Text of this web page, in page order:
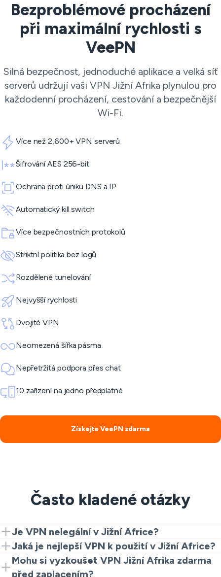
Bezproblémové procházení
při maximální rychlosti s
VeePN
Silná bezpečnost, jednoduché aplikace a velká síť
serverů udržují vaši VPN Jižní Afrika plynulou pro
každodenní procházení, cestování a bezpečnější
Wi-Fi.
Více než 2,600+ VPN serverů
Šifrování AES 256-bit
Ochrana proti úniku DNS a IP
Automatický kill switch
Více bezpečnostních protokolů
Striktní politika bez logů
Rozdělené tunelování
Nejvyšší rychlosti
Dvojité VPN
Neomezená šířka pásma
Nepřetržitá podpora přes chat
10 zařízení na jedno předplatné
Získejte VeePN zdarma
Často kladené otázky
Je VPN nelegální v Jižní Africe?
Ne. Pro většinu lidí je VPN pro Jižní Afriku legální
používat pro soukromí a bezpečnost. Stačí dodržovat
místní zákony a pravidla služby.
Jaká je nejlepší VPN k použití v Jižní Africe?
Nejlepší VPN pro Jižní Afriku je ta s silným šifrováním,
politikou No Logs a stabilními rychlostmi. VeePN je
Mohu si vyzkoušet VPN Jižní Afrika zdarma
před zaplacením?